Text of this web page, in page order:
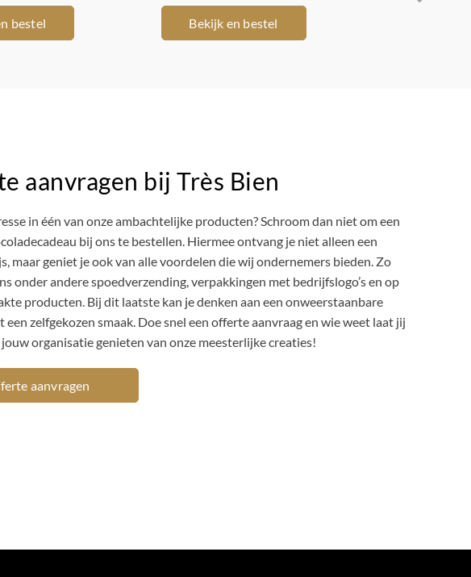
bestel Bekijk en bestel
aanvragen bij Très Bien
in één van onze ambachtelijke producten? Schroom dan niet om een
bij ons te bestellen. Hiermee ontvang je niet alleen een
maar geniet je ook van alle voordelen die wij ondernemers bieden. Zo
onder andere spoedverzending, verpakkingen met bedrijfslogo’s en op
producten. Bij dit laatste kan je denken aan een onweerstaanbare
een zelfgekozen smaak. Doe snel een offerte aanvraag en wie weet laat jij
organisatie genieten van onze meesterlijke creaties!
aanvragen